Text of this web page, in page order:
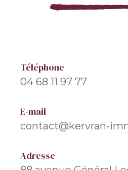
Téléphone
04 68 11 97 77
E-mail
contact@kervran-
Adresse